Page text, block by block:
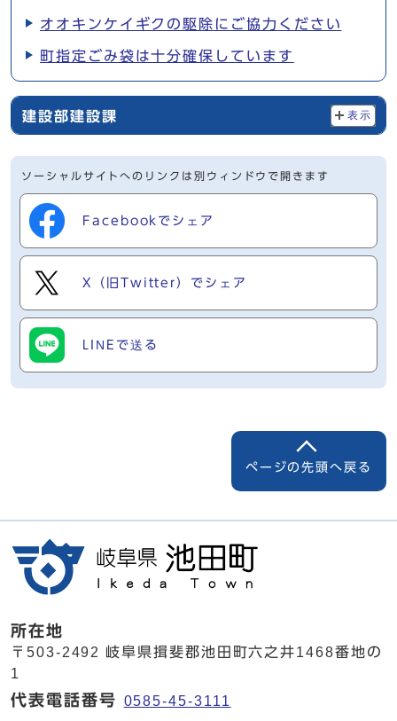
オオキンケイギクの駆除にご協力ください
町指定ごみ袋は十分確保しています
建設部建設課 表示
ソーシャルサイトへのリンクは別ウィンドウで開きます
Facebookでシェア
X（旧Twitter）でシェア
LINEで送る
ページの先頭へ戻る
所在地
〒503-2492 岐阜県揖斐郡池田町六之井1468番地の
1
代表電話番号 0585-45-3111